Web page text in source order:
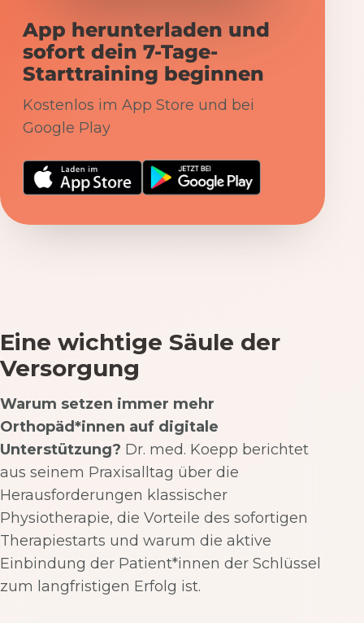
App herunterladen und
sofort dein 7-Tage-
Starttraining beginnen
Kostenlos im App Store und bei
Google Play
Eine wichtige Säule der
Versorgung
Warum setzen immer mehr
Orthopäd*innen auf digitale
Unterstützung? Dr. med. Koepp berichtet
aus seinem Praxisalltag über die
Herausforderungen klassischer
Physiotherapie, die Vorteile des sofortigen
Therapiestarts und warum die aktive
Einbindung der Patient*innen der Schlüssel
zum langfristigen Erfolg ist.